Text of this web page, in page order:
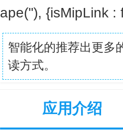
ape(''), {isMipLink :
智能化的推荐出更多
读方式。
应用介绍